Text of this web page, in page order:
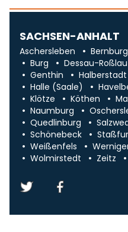
SACHSEN-ANHALT
Aschersleben Bernburg
Burg
Dessau-Roßlau
Genthin
Halberstadt
Halle (Saale)
Klötze
Köthen
Naumburg
Quedlinburg
Schönebeck
Weißenfels
Wolmirstedt
Zeitz